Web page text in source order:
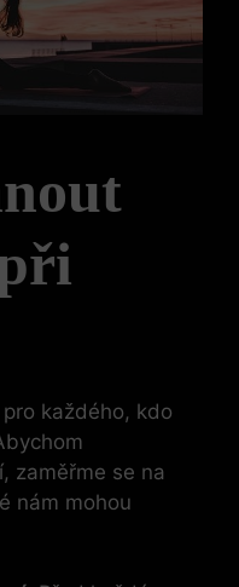
každého, kdo
zaměřme se na
nám mohou